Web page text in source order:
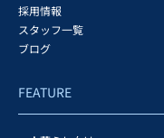
採用情報
スタッフ一覧
ブログ
FEATURE